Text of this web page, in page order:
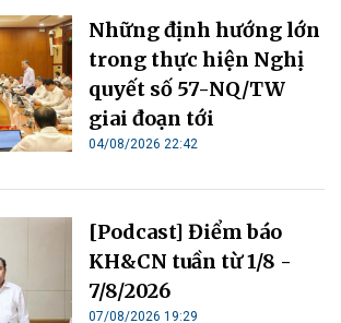
Những định hướng lớn
trong thực hiện Nghị
quyết số 57-NQ/TW
giai đoạn tới
04/08/2026 22:42
[Podcast] Điểm báo
KH&CN tuần từ 1/8 -
7/8/2026
07/08/2026 19:29